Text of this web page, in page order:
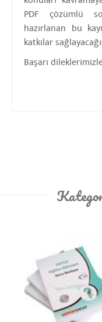
PDF çözümlü
hazırlanan bu
katkılar
Başarı